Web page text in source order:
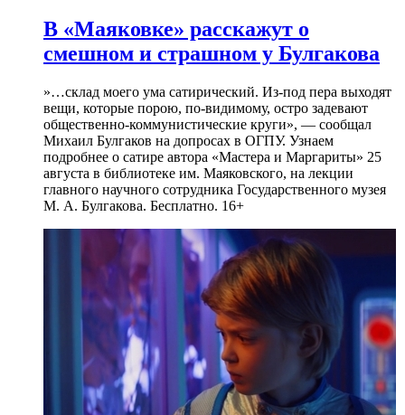
В «Маяковке» расскажут о
смешном и страшном у Булгакова
»…склад моего ума сатирический. Из-под пера выходят
вещи, которые порою, по-видимому, остро задевают
общественно-коммунистические круги», — сообщал
Михаил Булгаков на допросах в ОГПУ. Узнаем
подробнее о сатире автора «Мастера и Маргариты» 25
августа в библиотеке им. Маяковского, на лекции
главного научного сотрудника Государственного музея
М. А. Булгакова. Бесплатно. 16+